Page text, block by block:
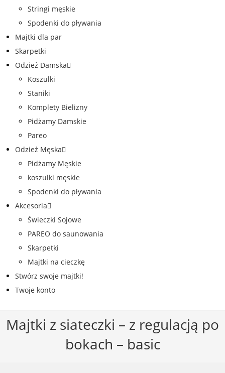
Stringi męskie
Spodenki do pływania
Majtki dla par
Skarpetki
Odzież Damska
Koszulki
Staniki
Komplety Bielizny
Pidżamy Damskie
Pareo
Odzież Męska
Pidżamy Męskie
koszulki męskie
Spodenki do pływania
Akcesoria
Świeczki Sojowe
PAREO do saunowania
Skarpetki
Majtki na cieczkę
Stwórz swoje majtki!
Twoje konto
Majtki z siateczki – z regulacją po
bokach – basic